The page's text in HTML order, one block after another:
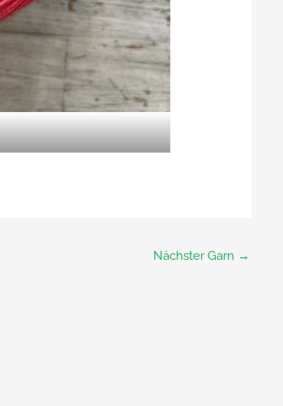
Nächster Garn →